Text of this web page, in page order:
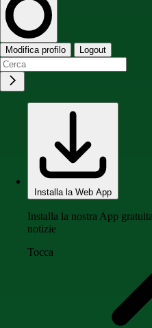
Modifica profilo Logout
Installa la Web App
Installa la nostra App
notizie
Tocca